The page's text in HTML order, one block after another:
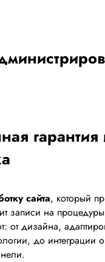
гарантия
сайта, который
записи на
от дизайна,
до интеграции